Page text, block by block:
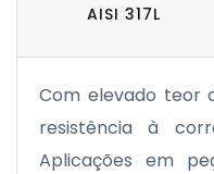
AISI 317L
Com elevado teor
resistência à
Aplicações em